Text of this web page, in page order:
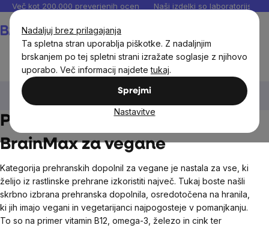
Nadaljuj brez prilagajanja
Ta spletna stran uporablja piškotke. Z nadaljnjim
brskanjem po tej spletni strani izražate soglasje z njihovo
uporabo. Več informacij najdetetukaj.
Sprejmi
Nastavitve
Preskoči
vsebino
Več kot 200.000 preverjenih ocen Naši izdelki so laboratorijsko
BrainMax® prehranska dopolnila
vegane
Prehranska dopolnila
BrainMax za vegane
Kategorija prehranskih dopolnil za vegane je nastala za vse, ki
želijo iz rastlinske prehrane izkoristiti največ. Tukaj boste našli
skrbno izbrana prehranska dopolnila, osredotočena na hranila,
ki jih imajo vegani in vegetarijanci najpogosteje v pomanjkanju.
To so na primer vitamin B12, omega-3, železo in cink ter